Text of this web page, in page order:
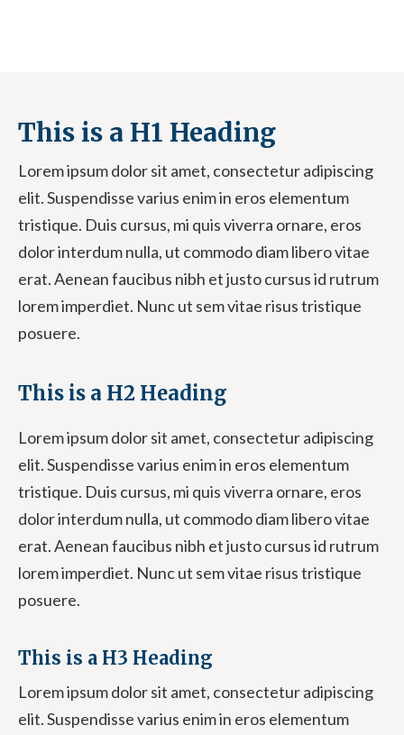
This is a H1 Heading
Lorem ipsum dolor sit amet, consectetur adipiscing
elit. Suspendisse varius enim in eros elementum
tristique. Duis cursus, mi quis viverra ornare, eros
dolor interdum nulla, ut commodo diam libero vitae
erat. Aenean faucibus nibh et justo cursus id rutrum
lorem imperdiet. Nunc ut sem vitae risus tristique
posuere.
This is a H2 Heading
Lorem ipsum dolor sit amet, consectetur adipiscing
elit. Suspendisse varius enim in eros elementum
tristique. Duis cursus, mi quis viverra ornare, eros
dolor interdum nulla, ut commodo diam libero vitae
erat. Aenean faucibus nibh et justo cursus id rutrum
lorem imperdiet. Nunc ut sem vitae risus tristique
posuere.
This is a H3 Heading
Lorem ipsum dolor sit amet, consectetur adipiscing
elit. Suspendisse varius enim in eros elementum